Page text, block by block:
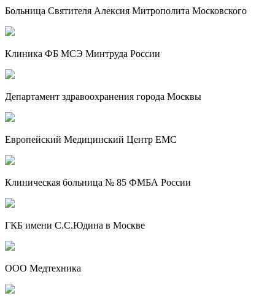
Больница Святителя Алексия Митрополита Московского
Клиника ФБ МСЭ Минтруда России
Департамент здравоохранения города Москвы
Европейский Медицинский Центр EMC
Клиническая больница № 85 ФМБА России
ГКБ имени С.С.Юдина в Москве
ООО Медтехника